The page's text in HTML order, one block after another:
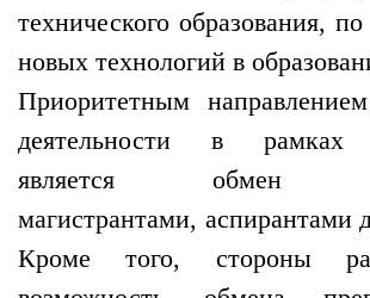
технического образования,
новых технологий в
Приоритетным
деятельности в рамках
является обмен
магистрантами, аспирантами
Кроме того, стороны